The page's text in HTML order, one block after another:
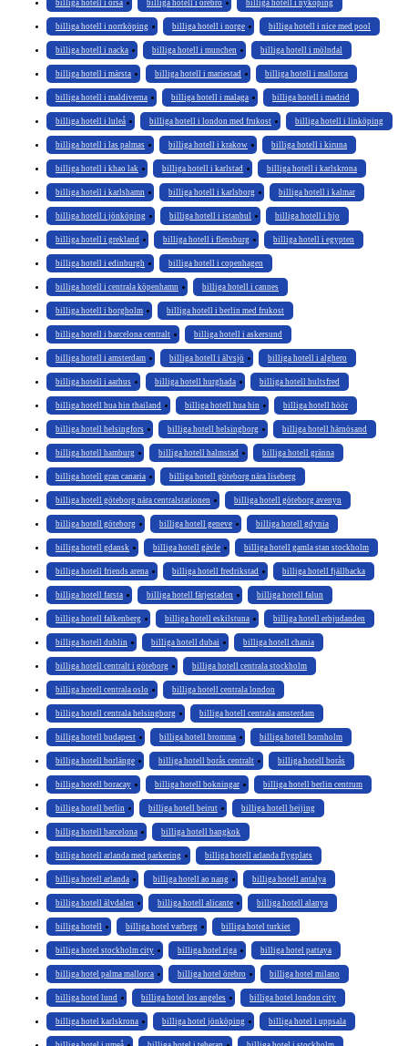
billiga hotell i orsa billiga hotell i örebro billiga hotell i nyköping
billiga hotell i norrköping billiga hotell i norge billiga hotell i nice med pool
billiga hotell i nacka billiga hotell i munchen billiga hotell i mölndal
billiga hotell i märsta billiga hotell i mariestad billiga hotell i mallorca
billiga hotell i maldiverna billiga hotell i malaga billiga hotell i madrid
billiga hotell i luleå billiga hotell i london med frukost billiga hotell i linköping
billiga hotell i las palmas billiga hotell i krakow billiga hotell i kiruna
billiga hotell i khao lak billiga hotell i karlstad billiga hotell i karlskrona
billiga hotell i karlshamn billiga hotell i karlsborg billiga hotell i kalmar
billiga hotell i jönköping billiga hotell i istanbul billiga hotell i hjo
billiga hotell i grekland billiga hotell i flensburg billiga hotell i egypten
billiga hotell i edinburgh billiga hotell i copenhagen
billiga hotell i centrala köpenhamn billiga hotell i cannes
billiga hotell i borgholm billiga hotell i berlin med frukost
billiga hotell i barcelona centralt billiga hotell i askersund
billiga hotell i amsterdam billiga hotell i älvsjö billiga hotell i alghero
billiga hotell i aarhus billiga hotell hurghada billiga hotell hultsfred
billiga hotell hua hin thailand billiga hotell hua hin billiga hotell höör
billiga hotell helsingfors billiga hotell helsingborg billiga hotell härnösand
billiga hotell hamburg billiga hotell halmstad billiga hotell gränna
billiga hotell gran canaria billiga hotell göteborg nära liseberg
billiga hotell göteborg nära centralstationen billiga hotell göteborg avenyn
billiga hotell göteborg billiga hotell geneve billiga hotell gdynia
billiga hotell gdansk billiga hotell gävle billiga hotell gamla stan stockholm
billiga hotell friends arena billiga hotell fredrikstad billiga hotell fjällbacka
billiga hotell farsta billiga hotell färjestaden billiga hotell falun
billiga hotell falkenberg billiga hotell eskilstuna billiga hotell erbjudanden
billiga hotell dublin billiga hotell dubai billiga hotell chania
billiga hotell centralt i göteborg billiga hotell centrala stockholm
billiga hotell centrala oslo billiga hotell centrala london
billiga hotell centrala helsingborg billiga hotell centrala amsterdam
billiga hotell budapest billiga hotell bromma billiga hotell bornholm
billiga hotell borlänge billiga hotell borås centralt billiga hotell borås
billiga hotell boracay billiga hotell bokningar billiga hotell berlin centrum
billiga hotell berlin billiga hotell beirut billiga hotell beijing
billiga hotell barcelona billiga hotell bangkok
billiga hotell arlanda med parkering billiga hotell arlanda flygplats
billiga hotell arlanda billiga hotell ao nang billiga hotell antalya
billiga hotell älvdalen billiga hotell alicante billiga hotell alanya
billiga hotell billiga hotel varberg billiga hotel turkiet
billiga hotel stockholm city billiga hotel riga billiga hotel pattaya
billiga hotel palma mallorca billiga hotel örebro billiga hotel milano
billiga hotel lund billiga hotel los angeles billiga hotel london city
billiga hotel karlskrona billiga hotel jönköping billiga hotel i uppsala